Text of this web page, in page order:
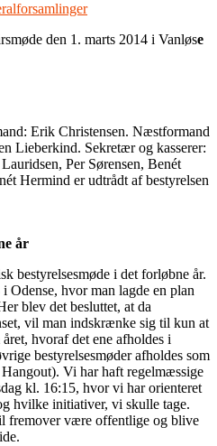
den 1. marts 2014 i Vanløse
Erik Christensen. Næstformand
Lieberkind. Sekretær og kasserer:
Per Sørensen, Benét
Hermind er udtrådt af bestyrelsen
år
bestyrelsesmøde i det forløbne år.
Odense, hvor man lagde en plan
blev det besluttet, at da
vil man indskrænke sig til kun at
hvoraf det ene afholdes i
bestyrelsesmøder afholdes som
Vi har haft regelmæssige
kl. 16:15, hvor vi har orienteret
hvilke initiativer, vi skulle tage.
fremover være offentlige og blive